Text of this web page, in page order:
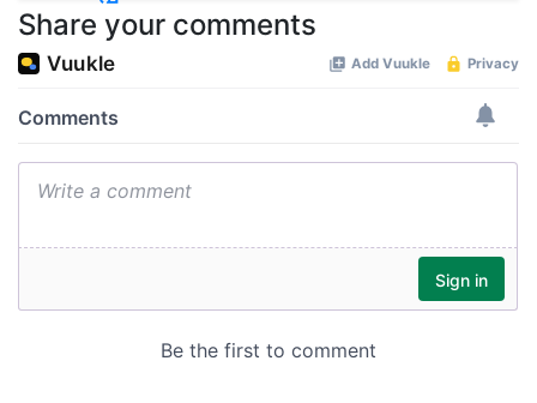
Share your comments